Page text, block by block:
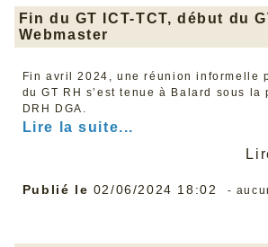
Fin du GT ICT-TCT, début du
Webmaster
Fin avril 2024, une réunion informelle
du GT RH s’est tenue à Balard sous la
DRH DGA.
Lire la suite...
Publié le 02/06/2024 18:02 -